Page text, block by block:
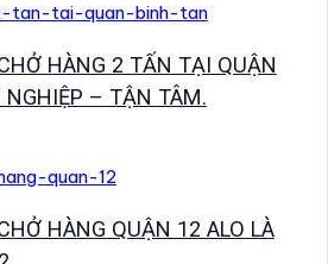
HÀNG 2 TẤN TẠI QUẬN
NGHIỆP – TẬN TÂM.
HÀNG QUẬN 12 ALO LÀ